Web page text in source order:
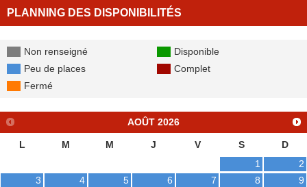
PLANNING DES DISPONIBILITÉS
Non renseigné
Disponible
Peu de places
Complet
Fermé
AOÛT 2026
L M M J V S
D
1
2
3
4 5 6 7 8
9